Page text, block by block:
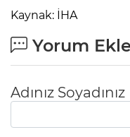
Kaynak: İHA
Yorum Ekle
Adınız Soyadınız